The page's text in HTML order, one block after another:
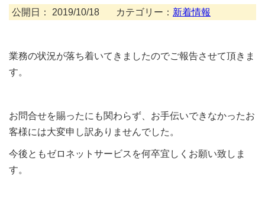
公開日： 2019/10/18 カテゴリー： 新着情報
業務の状況が落ち着いてきましたのでご報告させて頂きま
す。
お問合せを賜ったにも関わらず、お手伝いできなかったお
客様には大変申し訳ありませんでした。
今後ともゼロネットサービスを何卒宜しくお願い致しま
す。